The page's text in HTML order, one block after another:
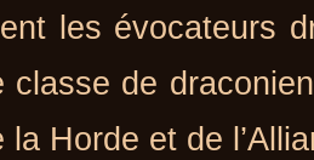
les évocateurs
classe de
la Horde et de